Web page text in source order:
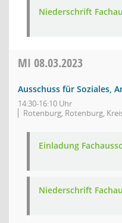
Niederschrift
MI 08.03.2023
Ausschuss für Soziales,
14:30-16:10 Uhr
Rotenburg, Rotenburg,
Einladung
Niederschrift